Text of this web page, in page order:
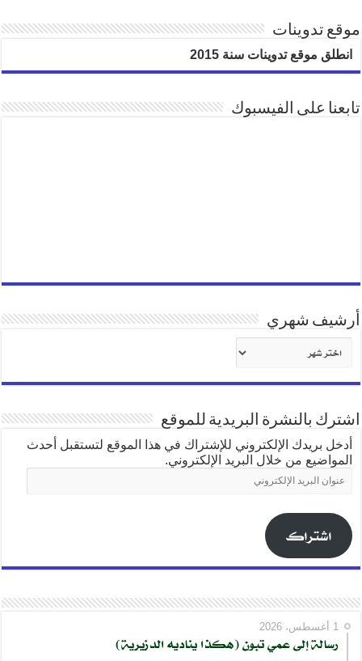
موقع تدوينات
انطلق موقع تدوينات سنة 2015
تابعنا على الفيسبوك
أرشيف شهري
شهري
اشترك بالنشرة البريدية للموقع
أدخل بريدك الإلكتروني للإشتراك في هذا الموقع لتستقبل أحدث
المواضيع من خلال البريد الإلكتروني.
عنوان
البريد
اشتراك
1 أغسطس، 2026
رسالة إلى عمي تبون (هكذا يناديه الدزيرية)